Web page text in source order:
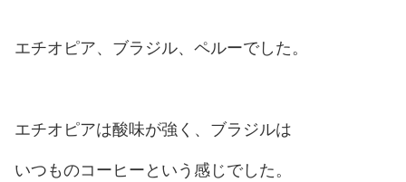
エチオピア、ブラジル、ペルーでした。
エチオピアは酸味が強く、ブラジルは
いつものコーヒーという感じでした。